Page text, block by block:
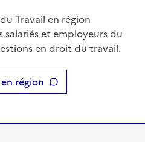
Travail en région
et employeurs du
en droit du travail.
région